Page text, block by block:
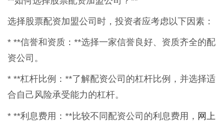
选择股票配资加盟公司时，投资者应考虑以下因素：
* **信誉和资质：**选择一家信誉良好、资质齐全的配
资公司。
* **杠杆比例：**了解配资公司的杠杆比例，并选择适
合自己风险承受能力的杠杆。
* **利息费用：**比较不同配资公司的利息费用， 网上